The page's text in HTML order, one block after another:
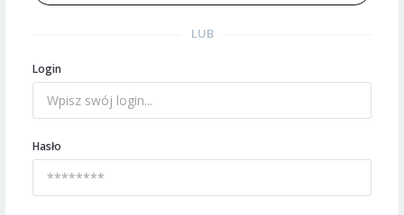
LUB
Login
Hasło